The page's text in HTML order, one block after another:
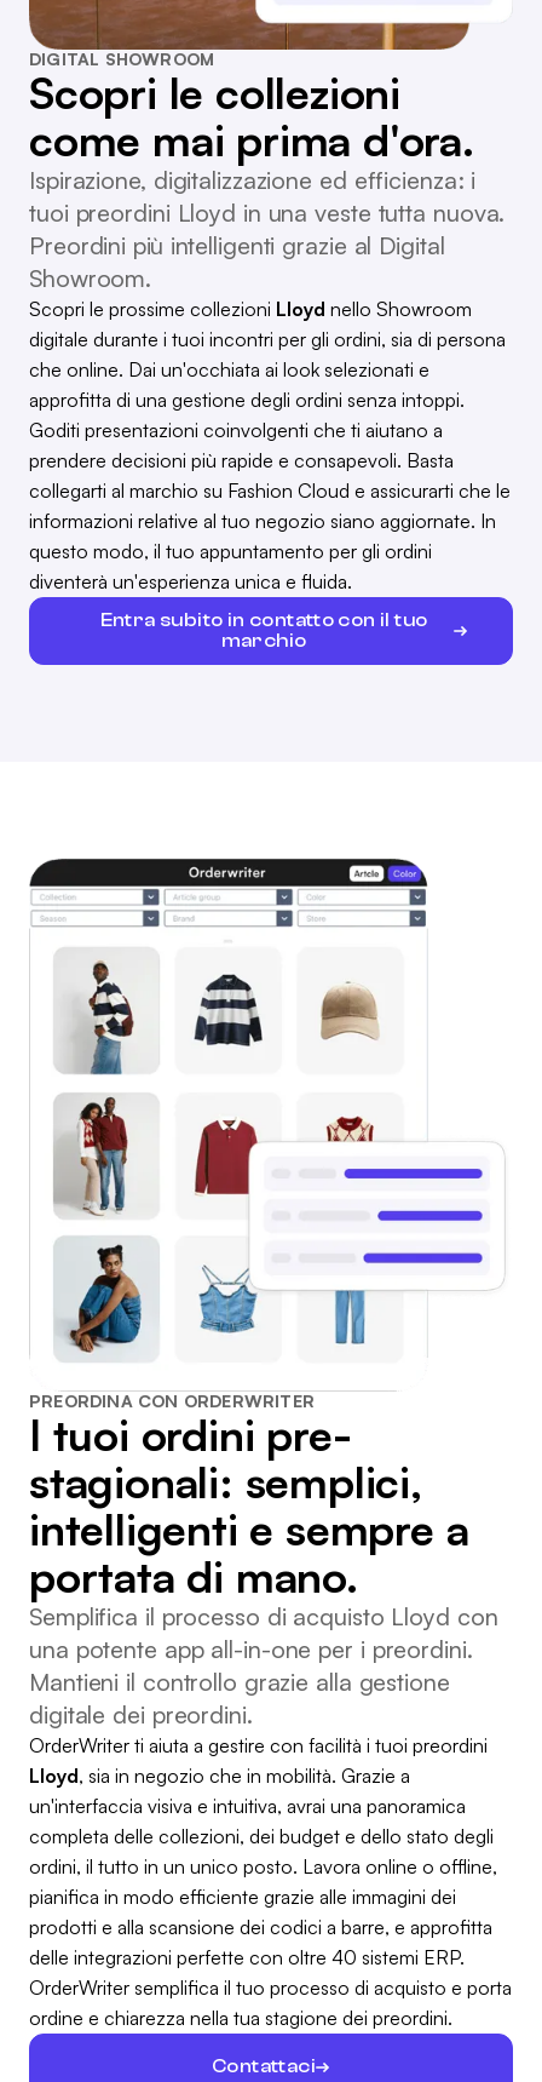
DIGITAL SHOWROOM
Scopri le collezioni
come mai prima d'ora.
Ispirazione, digitalizzazione ed efficienza: i
tuoi preordini Lloyd in una veste tutta nuova.
Preordini più intelligenti grazie al Digital
Showroom.
Scopri le prossime collezioni Lloyd nello Showroom
digitale durante i tuoi incontri per gli ordini, sia di persona
che online. Dai un'occhiata ai look selezionati e
approfitta di una gestione degli ordini senza intoppi.
Goditi presentazioni coinvolgenti che ti aiutano a
prendere decisioni più rapide e consapevoli. Basta
collegarti al marchio su Fashion Cloud e assicurarti che le
informazioni relative al tuo negozio siano aggiornate. In
questo modo, il tuo appuntamento per gli ordini
diventerà un'esperienza unica e fluida.
Entra subito in contatto con il tuo
marchio
PREORDINA CON ORDERWRITER
I tuoi ordini pre-
stagionali: semplici,
intelligenti e sempre a
portata di mano.
Semplifica il processo di acquisto Lloyd con
una potente app all-in-one per i preordini.
Mantieni il controllo grazie alla gestione
digitale dei preordini.
OrderWriter ti aiuta a gestire con facilità i tuoi preordini
Lloyd, sia in negozio che in mobilità. Grazie a
un'interfaccia visiva e intuitiva, avrai una panoramica
completa delle collezioni, dei budget e dello stato degli
ordini, il tutto in un unico posto. Lavora online o offline,
pianifica in modo efficiente grazie alle immagini dei
prodotti e alla scansione dei codici a barre, e approfitta
delle integrazioni perfette con oltre 40 sistemi ERP.
OrderWriter semplifica il tuo processo di acquisto e porta
ordine e chiarezza nella tua stagione dei preordini.
Contattaci